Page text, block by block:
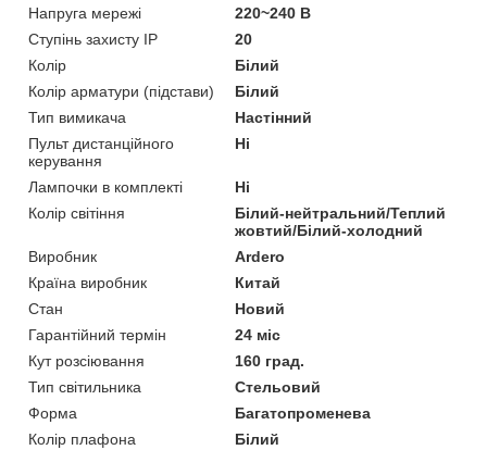
Напруга мережі
220~240 В
Ступінь захисту IP
20
Колір
Білий
Колір арматури (підстави)
Білий
Тип вимикача
Настінний
Пульт дистанційного
керування
Ні
Лампочки в комплекті
Ні
Колір світіння
Білий-нейтральний/Теплий
жовтий/Білий-холодний
Виробник
Ardero
Країна виробник
Китай
Стан
Новий
Гарантійний термін
24 міс
Кут розсіювання
160 град.
Тип світильника
Стельовий
Форма
Багатопроменева
Колір плафона
Білий